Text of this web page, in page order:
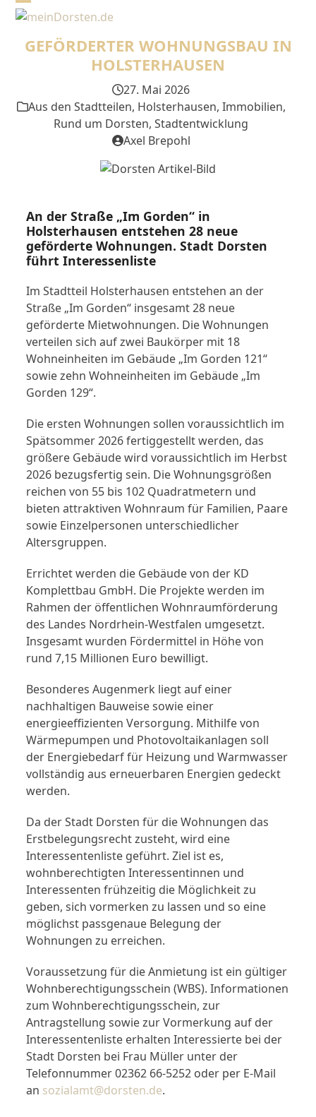
Skip
content
Open
mobile
Close
mobile
GEFÖRDERTER WOHNUNGSBAU IN
HOLSTERHAUSEN
27. Mai 2026
Aus den Stadtteilen, Holsterhausen, Immobilien,
Rund um Dorsten, Stadtentwicklung
Axel Brepohl
An der Straße „Im Gorden“ in
Holsterhausen entstehen 28 neue
geförderte Wohnungen. Stadt Dorsten
führt Interessenliste
Im Stadtteil Holsterhausen entstehen an der
Straße „Im Gorden“ insgesamt 28 neue
geförderte Mietwohnungen. Die Wohnungen
verteilen sich auf zwei Baukörper mit 18
Wohneinheiten im Gebäude „Im Gorden 121“
sowie zehn Wohneinheiten im Gebäude „Im
Gorden 129“.
Die ersten Wohnungen sollen voraussichtlich im
Spätsommer 2026 fertiggestellt werden, das
größere Gebäude wird voraussichtlich im Herbst
2026 bezugsfertig sein. Die Wohnungsgrößen
reichen von 55 bis 102 Quadratmetern und
bieten attraktiven Wohnraum für Familien, Paare
sowie Einzelpersonen unterschiedlicher
Altersgruppen.
Errichtet werden die Gebäude von der KD
Komplettbau GmbH. Die Projekte werden im
Rahmen der öffentlichen Wohnraumförderung
des Landes Nordrhein-Westfalen umgesetzt.
Insgesamt wurden Fördermittel in Höhe von
rund 7,15 Millionen Euro bewilligt.
Besonderes Augenmerk liegt auf einer
nachhaltigen Bauweise sowie einer
energieeffizienten Versorgung. Mithilfe von
Wärmepumpen und Photovoltaikanlagen soll
der Energiebedarf für Heizung und Warmwasser
vollständig aus erneuerbaren Energien gedeckt
werden.
Da der Stadt Dorsten für die Wohnungen das
Erstbelegungsrecht zusteht, wird eine
Interessentenliste geführt. Ziel ist es,
wohnberechtigten Interessentinnen und
Interessenten frühzeitig die Möglichkeit zu
geben, sich vormerken zu lassen und so eine
möglichst passgenaue Belegung der
Wohnungen zu erreichen.
Voraussetzung für die Anmietung ist ein gültiger
Wohnberechtigungsschein (WBS). Informationen
zum Wohnberechtigungsschein, zur
Antragstellung sowie zur Vormerkung auf der
Interessentenliste erhalten Interessierte bei der
Stadt Dorsten bei Frau Müller unter der
Telefonnummer 02362 66-5252 oder per E-Mail
an sozialamt@dorsten.de.